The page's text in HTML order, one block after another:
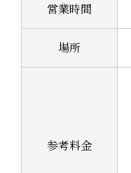
営業時間
場所
参考料金